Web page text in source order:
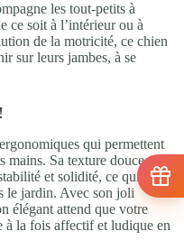
les tout-petits à
ce soit à l’intérieur ou à
de la motricité, ce chien
sur leurs jambes, à se
qui permettent
mains. Sa texture douce en
et solidité, ce qui le rend
le jardin. Avec son joli
élégant attend que votre
à la fois affectif et ludique en